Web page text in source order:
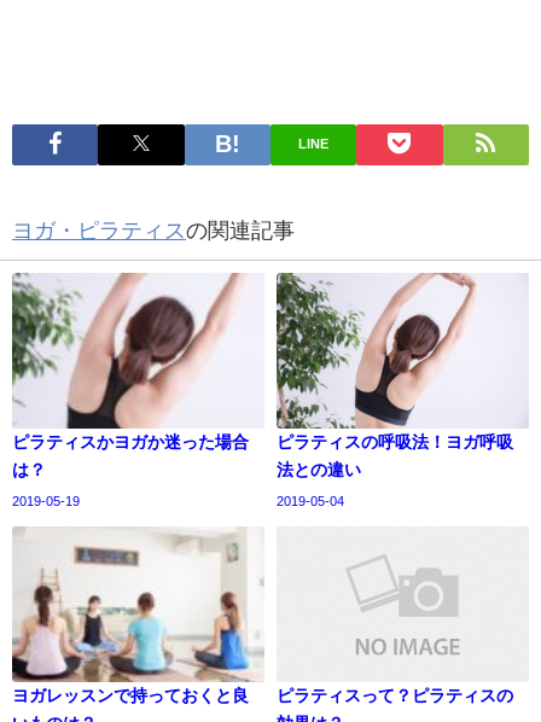
LINE
ヨガ・ピラティスの関連記事
ピラティスかヨガか迷った場合
は？
2019-05-19
ピラティスの呼吸法！ヨガ呼吸
法との違い
2019-05-04
ヨガレッスンで持っておくと良
ピラティスって？ピラティスの